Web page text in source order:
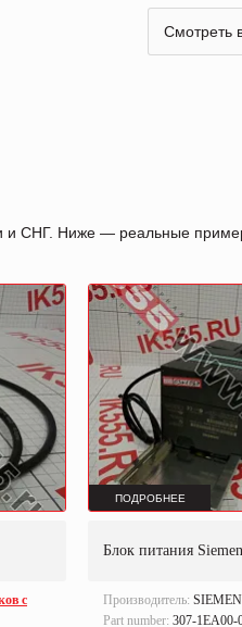
Смотреть
и СНГ. Ниже — реальные
с
ПОДРОБНЕЕ
Блок питания
Производитель:
Part number: 307-1EA00-